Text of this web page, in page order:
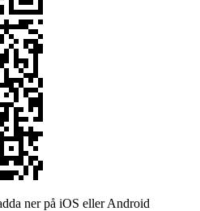
ner på iOS eller Android